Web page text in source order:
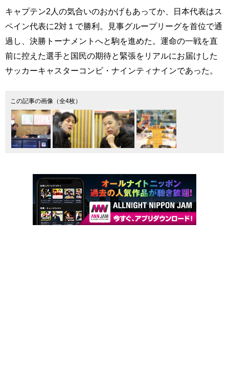
キャプテン2人の気合いのおかげもあってか、日本代表はス
ペイン代表に2対１で勝利。見事グループリーグを首位で通
過し、決勝トーナメントへと駒を進めた。運命の一戦を直
前に控えた選手と国民の期待と緊張をリアルにお届けした
サッカーキャスターコンビ・ナインティナインであった。
この記事の画像（全4枚）